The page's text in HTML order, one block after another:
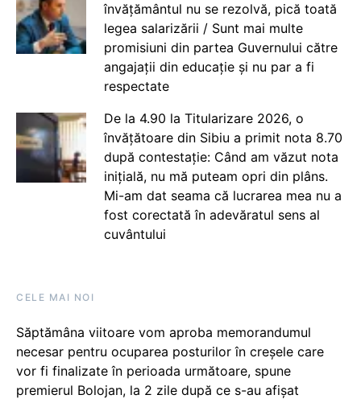
învățământul nu se rezolvă, pică toată
legea salarizării / Sunt mai multe
promisiuni din partea Guvernului către
angajații din educație și nu par a fi
respectate
De la 4.90 la Titularizare 2026, o
învățătoare din Sibiu a primit nota 8.70
după contestație: Când am văzut nota
inițială, nu mă puteam opri din plâns.
Mi-am dat seama că lucrarea mea nu a
fost corectată în adevăratul sens al
cuvântului
CELE MAI NOI
Săptămâna viitoare vom aproba memorandumul
necesar pentru ocuparea posturilor în creșele care
vor fi finalizate în perioada următoare, spune
premierul Bolojan, la 2 zile după ce s-au afișat